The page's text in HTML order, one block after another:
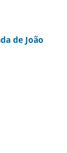
de João